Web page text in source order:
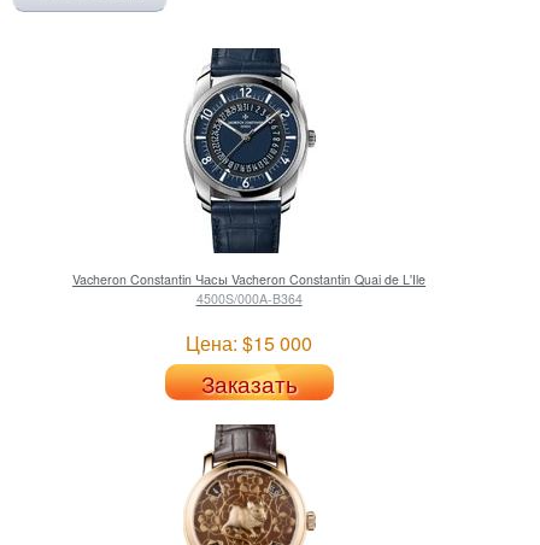
Vacheron Constantin Часы Vacheron Constantin Quai de L'Ile
4500S/000A-B364
Цена: $15 000
Заказать